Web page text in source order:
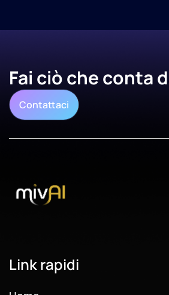
Fai ciò che conta
Contattaci
Link rapidi